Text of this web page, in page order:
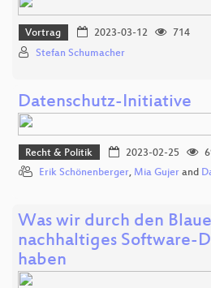
Vortrag 2023-03-12
714
Stefan Schumacher
Datenschutz-Initiative
Recht & Politik 2023-02-25
Erik Schönenberger, Mia Gujer and
Was wir durch den
nachhaltiges Software-
haben